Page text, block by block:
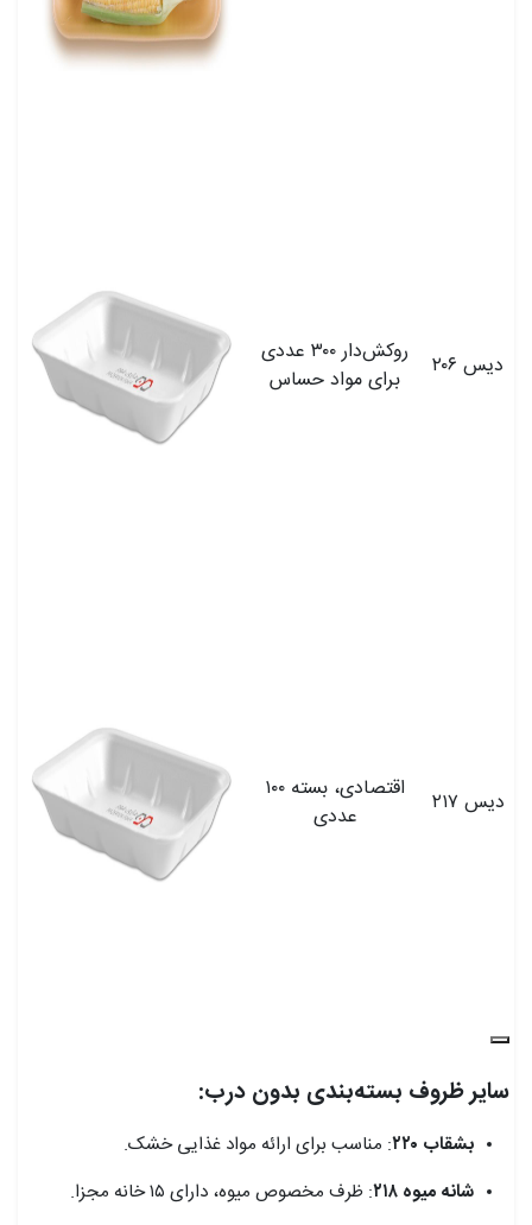
دیس ۲۰۶
روکش‌دار ۳۰۰ عددی
برای مواد حساس
دیس ۲۱۷
اقتصادی، بسته ۱۰۰
عددی
سایر ظروف بسته‌بندی بدون درب:
بشقاب ۲۲۰
: مناسب برای ارائه مواد غذایی خشک.
شانه میوه ۲۱۸
: ظرف مخصوص میوه، دارای ۱۵ خانه مجزا.